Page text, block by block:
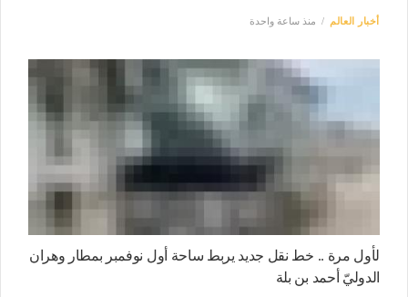
أخبار العالم منذ ساعة واحدة
لأول مرة .. خط نقل جديد يربط ساحة أول نوفمبر بمطار وهران
الدوليّ أحمد بن بلة